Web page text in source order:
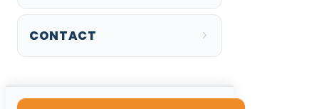
CONTACT